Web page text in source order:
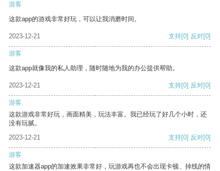
游客
这款app的游戏非常好玩，可以让我消磨时间。
2023-12-21 支持[0] 反对[0]
游客
这款app就像我的私人助理，随时随地为我的办公提供帮助。
2023-12-21 支持[0] 反对[0]
游客
这款游戏非常好玩，画面精美，玩法丰富。我已经玩了好几个小时，还
没有玩腻。
2023-12-21
支持[0] 反对[0]
游客
这款加速器app的加速效果非常好，玩游戏再也不会出现卡顿、掉线的情